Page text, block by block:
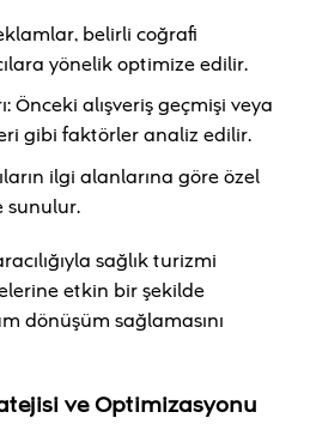
belirli coğrafi
yönelik optimize edilir.
Önceki alışveriş geçmişi veya
gibi faktörler analiz edilir.
ilgi alanlarına göre özel
sunulur.
sağlık turizmi
etkin bir şekilde
dönüşüm sağlamasını
ve Optimizasyonu